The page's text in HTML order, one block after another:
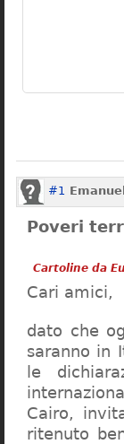
#1
Poveri
Cartoline da
Cari amici,
dato che
saranno in
le
Cairo,
ritenuto